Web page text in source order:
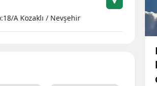
A Kozaklı / Nevşehir